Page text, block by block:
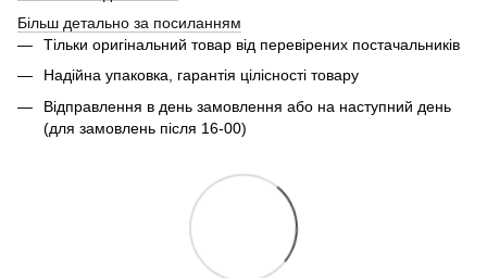
Більш детально за посиланням
Тільки оригінальний товар від перевірених постачальників
Надійна упаковка, гарантія цілісності товару
Відправлення в день замовлення або на наступний день
(для замовлень після 16-00)